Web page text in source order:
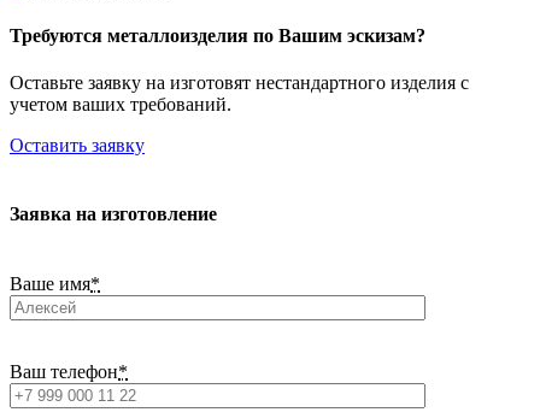
Требуются металлоизделия по Вашим эскизам?
Оставьте заявку на изготовят нестандартного изделия с
учетом ваших требований.
Оставить заявку
Заявка на изготовление
Ваше имя*
Ваш телефон*